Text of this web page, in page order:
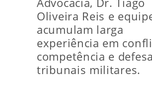
Oliveira Reis e
acumulam larga
experiência em
competência e
tribunais militares.